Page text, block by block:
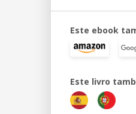
Este ebook
Este livro